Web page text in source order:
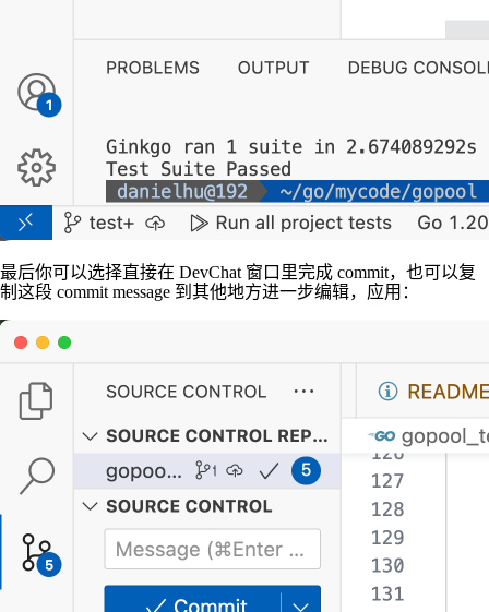
最后你可以选择直接在 DevChat 窗口里完成 commit，也可以复
制这段 commit message 到其他地方进一步编辑，应用：